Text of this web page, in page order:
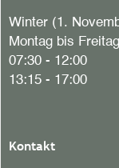
Winter (1.
Montag bis Freitag
07:30 - 12:00
13:15 - 17:00
Kontakt